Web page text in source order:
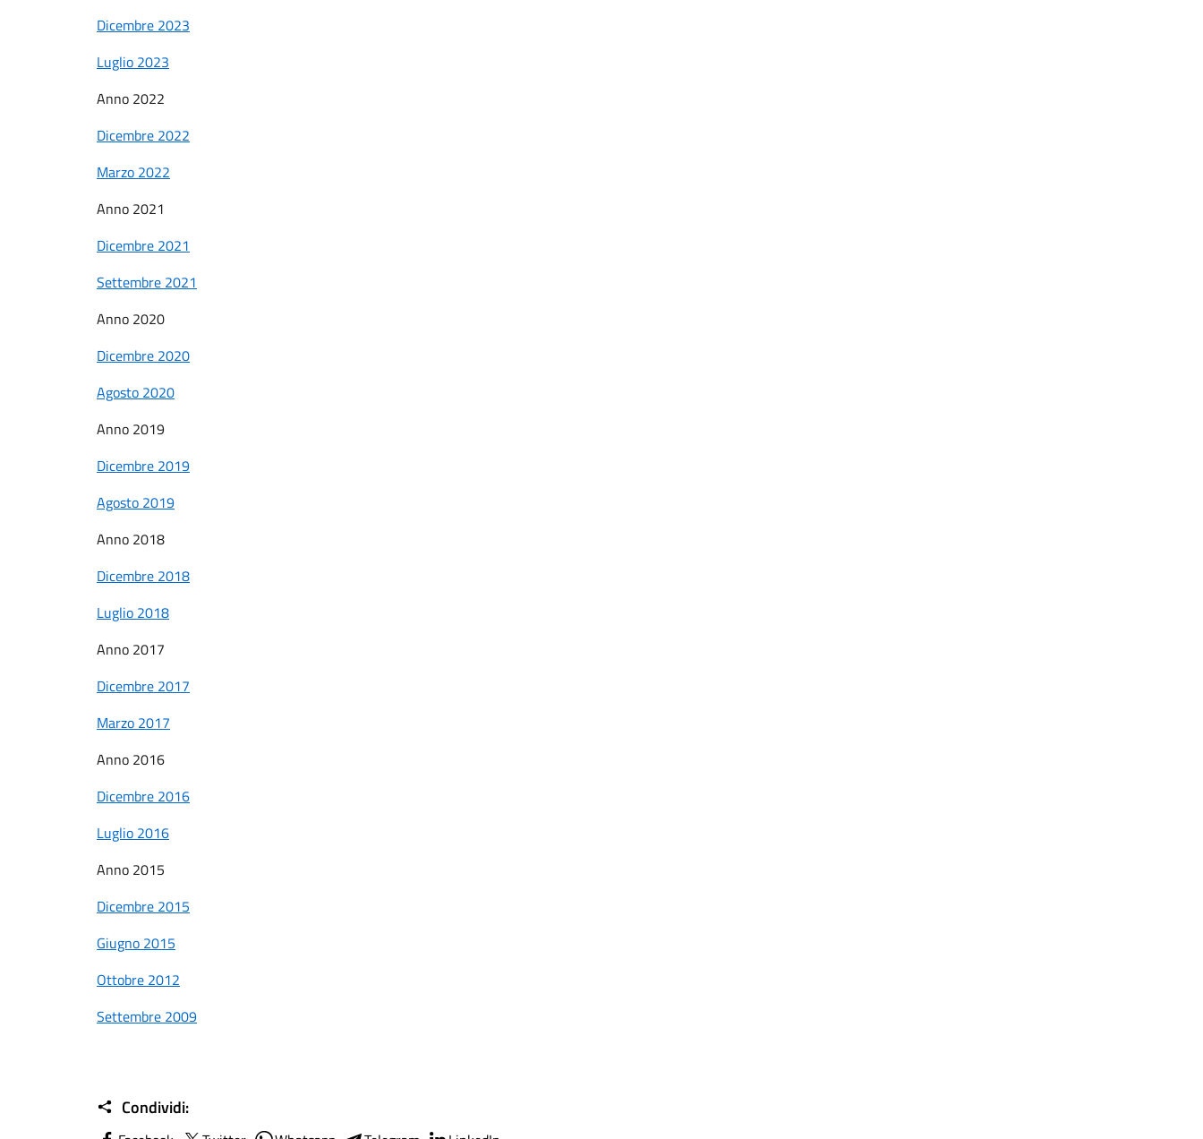
Dicembre 2023
Luglio 2023
Anno 2022
Dicembre 2022
Marzo 2022
Anno 2021
Dicembre 2021
Settembre 2021
Anno 2020
Dicembre 2020
Agosto 2020
Anno 2019
Dicembre 2019
Agosto 2019
Anno 2018
Dicembre 2018
Luglio 2018
Anno 2017
Dicembre 2017
Marzo 2017
Anno 2016
Dicembre 2016
Luglio 2016
Anno 2015
Dicembre 2015
Giugno 2015
Ottobre 2012
Settembre 2009
Condividi: